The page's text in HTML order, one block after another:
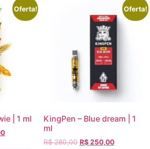
Oferta!
| 1 ml
Oferta!
KingPen – Blue dream | 1
ml
R$280,00 R$250,00